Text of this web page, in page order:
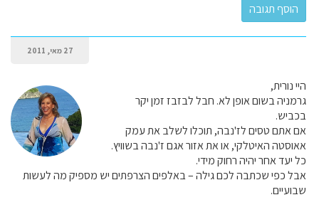
27 מאי, 2011
היי נורית,
גרמניה בשום אופן לא. חבל לבזבז זמן יקר
בכביש.
אם אתם טסים לז'נבה, תוכלו לשלב את עמק
אאוסטה האיטלקי, או את אזור אגם ז'נבה בשוויץ.
כל יעד אחר יהיה רחוק מידי.
אבל כפי שכתבה לכם גילה – באלפים הצרפתים יש מספיק מה לעשות
שבועיים.